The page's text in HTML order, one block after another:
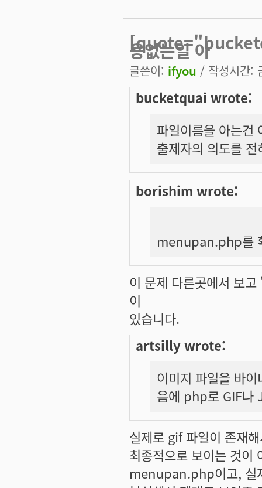
용없는일 아
글쓴이: ifyou / 작성시간:
bucketquai wrote:
파일이름을 아는건
출제자의 의도를
borishim wrote:
menupan.php를
이 문제 다른곳에서 보
이
있습니다.
artsilly wrote:
이미지 파일을 바
음에 php로 GIF나
실제로 gif 파일이 존재
최종적으로 보이는 것이
menupan.php이고, 실